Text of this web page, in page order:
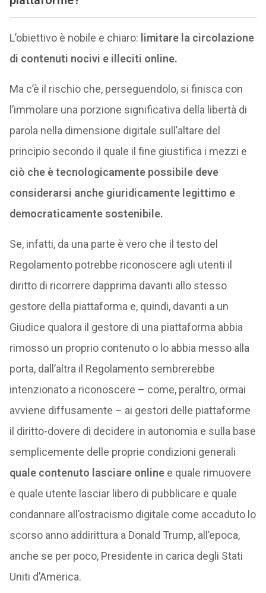
L’obiettivo è nobile e chiaro: limitare la circolazione
di contenuti nocivi e illeciti online.
Ma c’è il rischio che, perseguendolo, si finisca con
l’immolare una porzione significativa della libertà di
parola nella dimensione digitale sull’altare del
principio secondo il quale il fine giustifica i mezzi e
ciò che è tecnologicamente possibile deve
considerarsi anche giuridicamente legittimo e
democraticamente sostenibile.
Se, infatti, da una parte è vero che il testo del
Regolamento potrebbe riconoscere agli utenti il
diritto di ricorrere dapprima davanti allo stesso
gestore della piattaforma e, quindi, davanti a un
Giudice qualora il gestore di una piattaforma abbia
rimosso un proprio contenuto o lo abbia messo alla
porta, dall’altra il Regolamento sembrerebbe
intenzionato a riconoscere – come, peraltro, ormai
avviene diffusamente – ai gestori delle piattaforme
il diritto-dovere di decidere in autonomia e sulla base
semplicemente delle proprie condizioni generali
quale contenuto lasciare onlinee quale rimuovere
e quale utente lasciar libero di pubblicare e quale
condannare all’ostracismo digitale come accaduto lo
scorso anno addirittura a Donald Trump, all’epoca,
anche se per poco, Presidente in carica degli Stati
Uniti d’America.